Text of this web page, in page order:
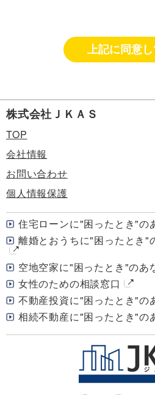
株式会社ＪＫＡＳ
TOP
会社情報
お問い合わせ
個人情報保護
住宅ローンに"困ったとき"の
離婚とおうちに"困ったとき"
空地空家に"困ったとき"のあ
女性のための相談窓口
不動産投資に"困ったとき"の
相続不動産に"困ったとき"の